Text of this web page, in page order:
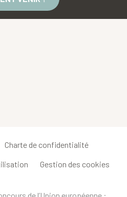
Charte de confidentialité
Gestion des cookies